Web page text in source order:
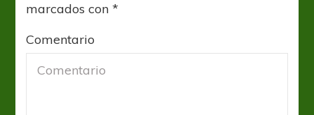
marcados con*
Comentario